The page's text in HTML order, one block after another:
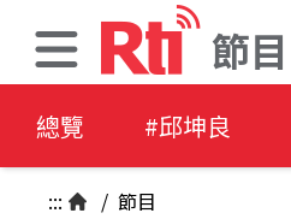
節目
總覽 #邱坤良
::: / 節目